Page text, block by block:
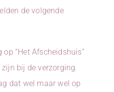
de volgende
“Het Afscheidshuis”
bij de verzorging.
dat wel maar wel op